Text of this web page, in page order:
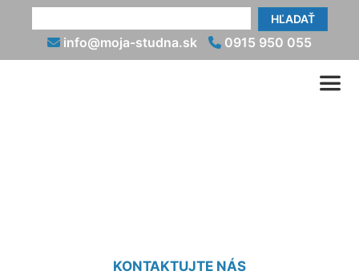
HĽADAŤ
info@moja-studna.sk 0915 950 055
KONTAKTUJTE NÁS